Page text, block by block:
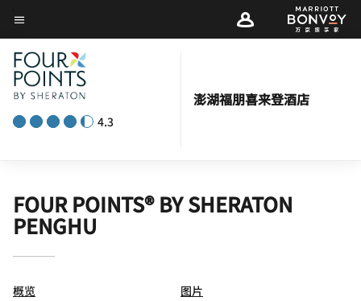
Skip
to
main
content
菜单文本
4.3
澎湖福朋喜来登酒店
FOUR POINTS® BY SHERATON
PENGHU
概览
图片